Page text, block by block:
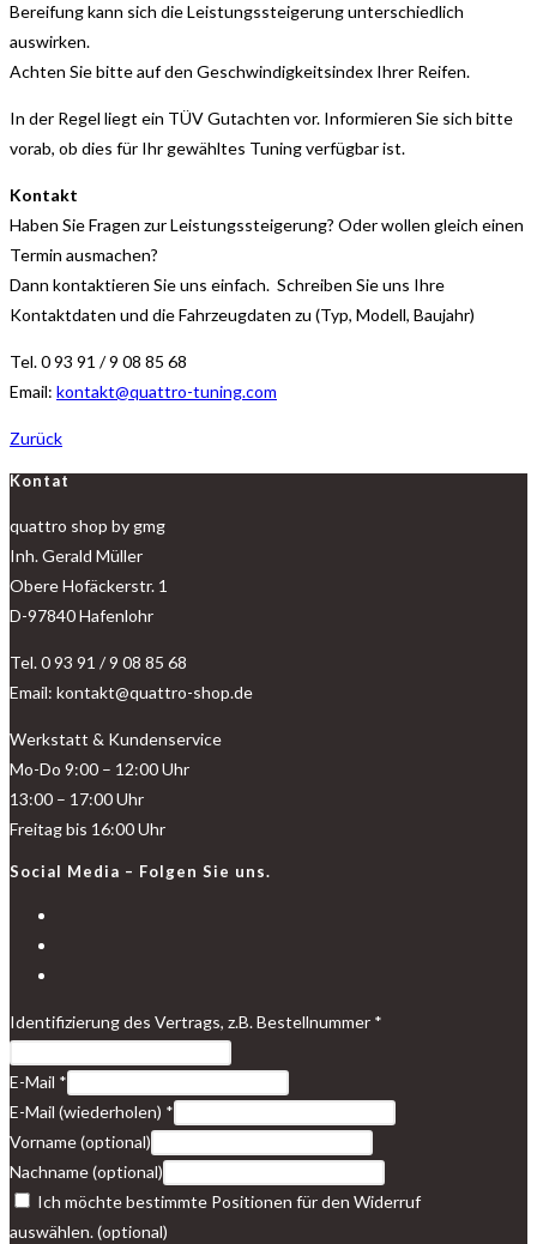
Bereifung kann sich die Leistungssteigerung unterschiedlich
auswirken.
Achten Sie bitte auf den Geschwindigkeitsindex Ihrer Reifen.
In der Regel liegt ein TÜV Gutachten vor. Informieren Sie sich bitte
vorab, ob dies für Ihr gewähltes Tuning verfügbar ist.
Kontakt
Haben Sie Fragen zur Leistungssteigerung? Oder wollen gleich einen
Termin ausmachen?
Dann kontaktieren Sie uns einfach. Schreiben Sie uns Ihre
Kontaktdaten und die Fahrzeugdaten zu (Typ, Modell, Baujahr)
Tel. 0 93 91 / 9 08 85 68
Email: kontakt@quattro-tuning.com
Zurück
Kontat
quattro shop by gmg
Inh. Gerald Müller
Obere Hofäckerstr. 1
D-97840 Hafenlohr
Tel. 0 93 91 / 9 08 85 68
Email: kontakt@quattro-shop.de
Werkstatt & Kundenservice
Mo-Do 9:00 – 12:00 Uhr
13:00 – 17:00 Uhr
Freitag bis 16:00 Uhr
Social Media – Folgen Sie uns.
Identifizierung des Vertrags, z.B. Bestellnummer *
E-Mail *
E-Mail (wiederholen) *
Vorname(optional)
Nachname(optional)
Ich möchte bestimmte Positionen für den Widerruf
auswählen.(optional)